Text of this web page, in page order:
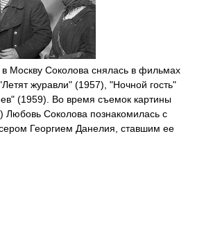
Москву Соколова снялась в фильмах
журавли" (1957), "Ночной гость"
(1959). Во время съемок картины
Любовь Соколова познакомилась с
Георгием Данелия, ставшим ее